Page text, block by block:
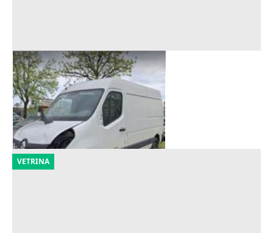
Furgone Renault Master
Melegnano (Milano)
Offerta minima
250 €
21/09/2026
VETRINA